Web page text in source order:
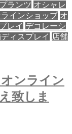
ランツ オシャレ
インショップ オ
レイ デコレーシ
ィスプレイ 店舗
ンライン
致しま